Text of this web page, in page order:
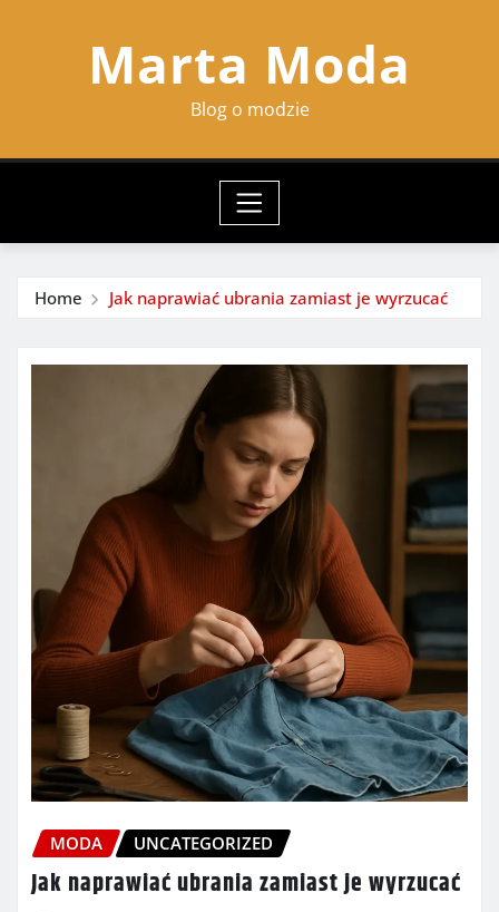
Marta Moda
Blog o modzie
Home Jak naprawiać ubrania zamiast je wyrzucać
MODA UNCATEGORIZED
Jak naprawiać ubrania zamiast je wyrzucać